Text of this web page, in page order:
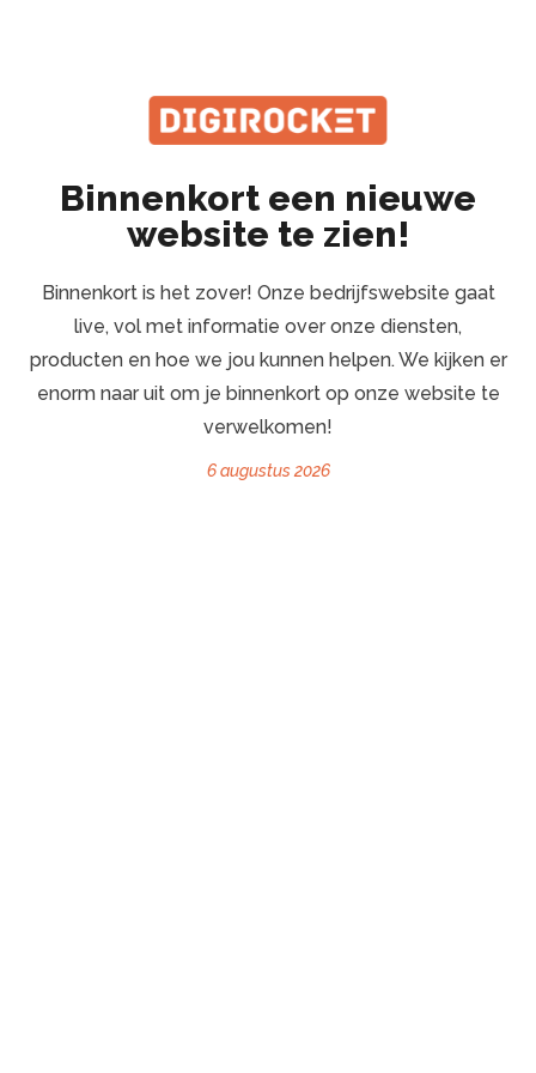
Binnenkort een nieuwe
website te zien!
Binnenkort is het zover! Onze bedrijfswebsite gaat
live, vol met informatie over onze diensten,
producten en hoe we jou kunnen helpen. We kijken er
enorm naar uit om je binnenkort op onze website te
verwelkomen!
6 augustus 2026